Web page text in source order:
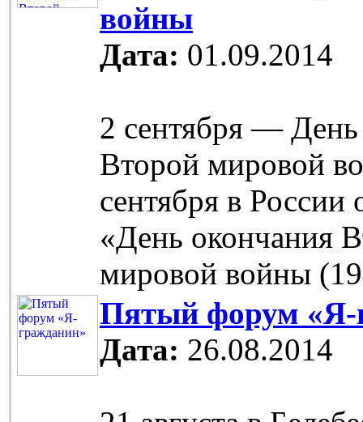
войны
Дата: 01.09.2014
2 сентября —
Второй мировой
сентября в России
«День окончания
мировой войны
Пятый форум «Я-
Дата: 26.08.2014